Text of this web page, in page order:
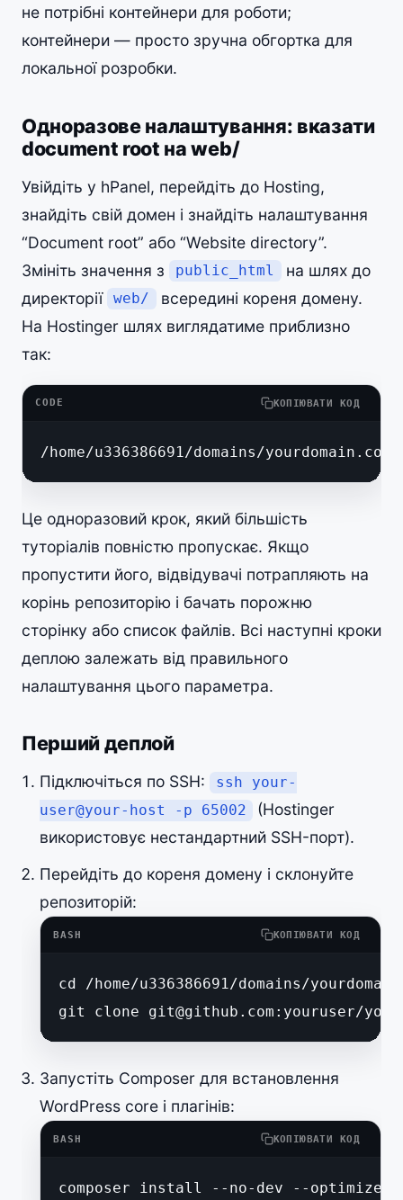
не потрібні контейнери для роботи;
контейнери — просто зручна обгортка для
локальної розробки.
Одноразове налаштування: вказати
document root на web/
Увійдіть у hPanel, перейдіть до Hosting,
знайдіть свій домен і знайдіть налаштування
“Document root” або “Website directory”.
Змініть значення з
public_html
на шлях до
директорії web/
всередині кореня домену.
На Hostinger шлях виглядатиме приблизно
так:
CODE КОПІЮВАТИ КОД
/home/u336386691/domains/yourdomain.com/
Це одноразовий крок, який більшість
туторіалів повністю пропускає. Якщо
пропустити його, відвідувачі потрапляють на
корінь репозиторію і бачать порожню
сторінку або список файлів. Всі наступні кроки
деплою залежать від правильного
налаштування цього параметра.
Перший деплой
Підключіться по SSH:
ssh your-
user@your-host -p 65002
(Hostinger
використовує нестандартний SSH-порт).
Перейдіть до кореня домену і склонуйте
репозиторій:
BASH КОПІЮВАТИ КОД
cd /home/u336386691/domains/
git clone git@github.com :youruser/
Запустіть Composer для встановлення
WordPress core і плагінів:
BASH КОПІЮВАТИ КОД
composer install --no-dev --optimize-